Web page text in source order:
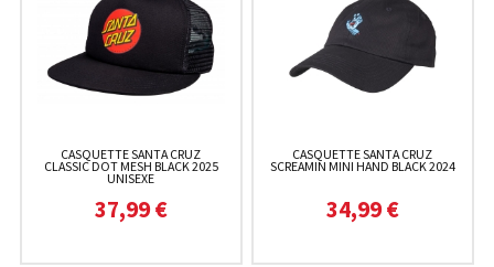
CASQUETTE SANTA CRUZ
CLASSIC DOT MESH BLACK 2025
UNISEXE
37,99 €
CASQUETTE SANTA CRUZ
SCREAMIN MINI HAND BLACK 2024
34,99 €